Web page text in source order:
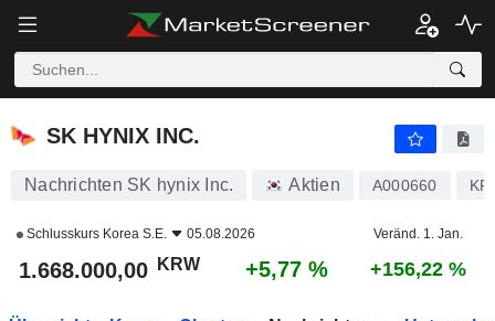
SK HYNIX INC.
SK HYNIX INC.
Nachrichten SK hynix Inc. Aktien A000660
Schlusskurs Korea S.E. 05.08.2026 Veränd. 1. Jan.
1.668.000,00 KRW +5,77 % +156,22 %